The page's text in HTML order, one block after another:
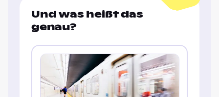
Und was heißt das
genau?